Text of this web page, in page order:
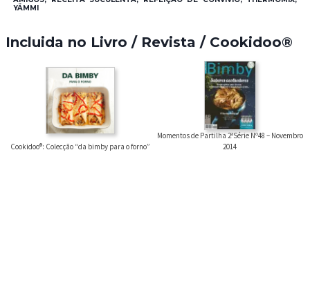
YÄMMI
Incluida no Livro / Revista / Cookidoo®
Cookidoo®: Colecção “da bimby para o forno”
Momentos de Partilha 2ªSérie Nº48 – Novembro
2014